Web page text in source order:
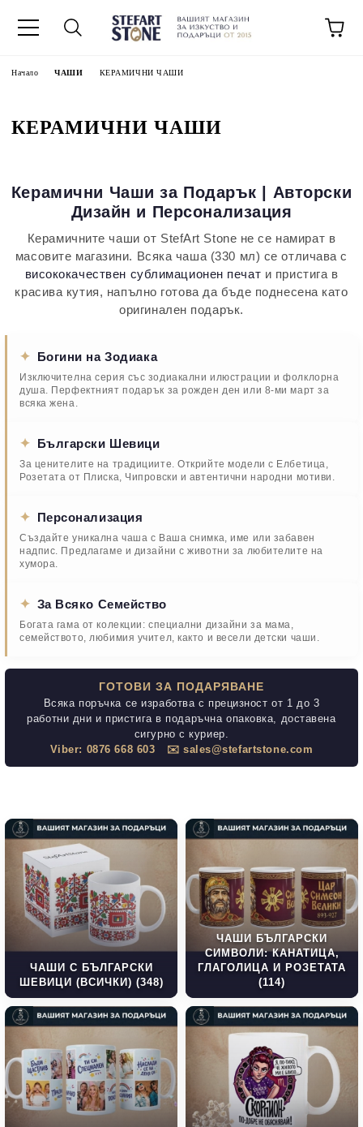
Начало ЧАШИ КЕРАМИЧНИ ЧАШИ
КЕРАМИЧНИ ЧАШИ
Керамични Чаши за Подарък | Авторски
Дизайн и Персонализация
Керамичните чаши от StefArt Stone не се намират в
масовите магазини. Всяка чаша (330 мл) се отличава с
висококачествен сублимационен печат и пристига в
красива кутия, напълно готова да бъде поднесена като
оригинален подарък.
✦ Богини на Зодиака
Изключителна серия със зодиакални илюстрации и фолклорна
душа. Перфектният подарък за рожден ден или 8-ми март за
всяка жена.
✦ Български Шевици
За ценителите на традициите. Открийте модели с Елбетица,
Розетата от Плиска, Чипровски и автентични народни мотиви.
✦ Персонализация
Създайте уникална чаша с Ваша снимка, име или забавен
надпис. Предлагаме и дизайни с животни за любителите на
хумора.
✦ За Всяко Семейство
Богата гама от колекции: специални дизайни за мама,
семейството, любимия учител, както и весели детски чаши.
ГОТОВИ ЗА ПОДАРЯВАНЕ
Всяка поръчка се изработва с прецизност от 1 до 3
работни дни и пристига в подаръчна опаковка, доставена
сигурно с куриер.
Viber: 0876 668 603
✉️ sales@stefartstone.com
ЧАШИ С БЪЛГАРСКИ
ШЕВИЦИ (ВСИЧКИ) (348)
ЧАШИ БЪЛГАРСКИ
СИМВОЛИ: КАНАТИЦА,
ГЛАГОЛИЦА И РОЗЕТАТА
(114)